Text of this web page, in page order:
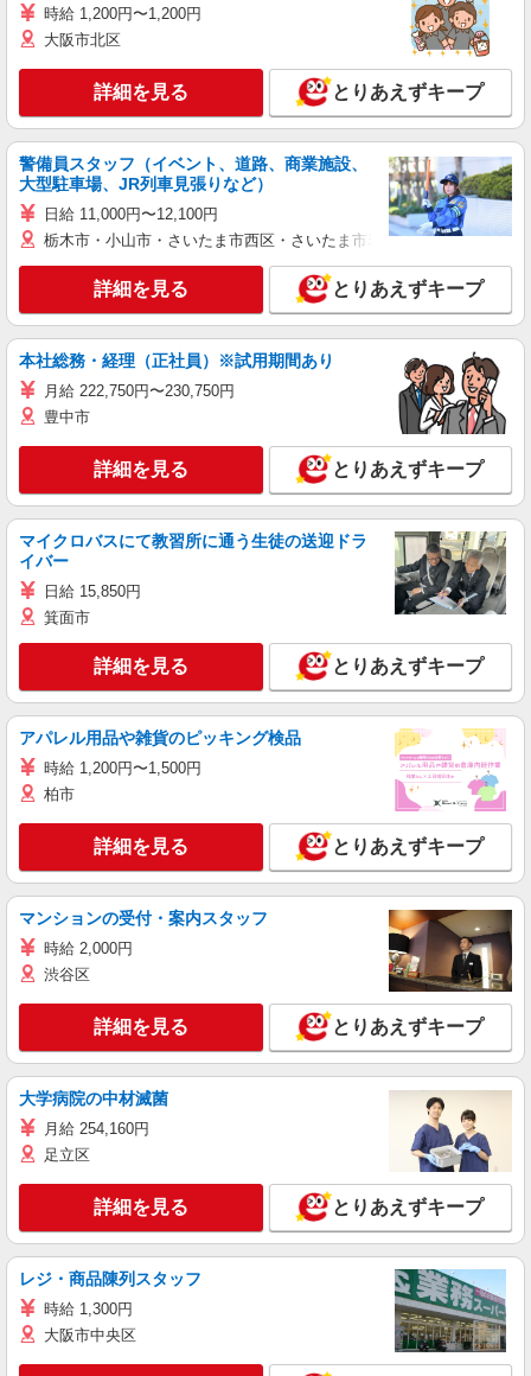
時給 1,200円〜1,200円
大阪市北区
詳細を見る とりあえずキープ
警備員スタッフ（イベント、道路、商業施設、
大型駐車場、JR列車見張りなど）
日給 11,000円〜12,100円
栃木市・小山市・さいたま市西区・さいたま市岩槻区・久喜市・蓮田
詳細を見る とりあえずキープ
本社総務・経理（正社員）※試用期間あり
月給 222,750円〜230,750円
豊中市
詳細を見る とりあえずキープ
マイクロバスにて教習所に通う生徒の送迎ドラ
イバー
日給 15,850円
箕面市
詳細を見る とりあえずキープ
アパレル用品や雑貨のピッキング検品
時給 1,200円〜1,500円
柏市
詳細を見る とりあえずキープ
マンションの受付・案内スタッフ
時給 2,000円
渋谷区
詳細を見る とりあえずキープ
大学病院の中材滅菌
月給 254,160円
足立区
詳細を見る とりあえずキープ
レジ・商品陳列スタッフ
時給 1,300円
大阪市中央区